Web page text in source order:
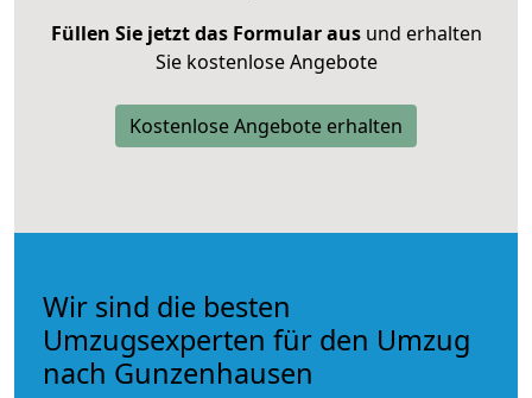
Füllen Sie jetzt das Formular ausund erhalten
Sie kostenlose Angebote
Kostenlose Angebote erhalten
Wir sind die besten
Umzugsexperten für den Umzug
nach Gunzenhausen